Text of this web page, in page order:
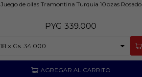
Juego de ollas Tramontina Turquia 10pzas Rosado
PYG 339.000